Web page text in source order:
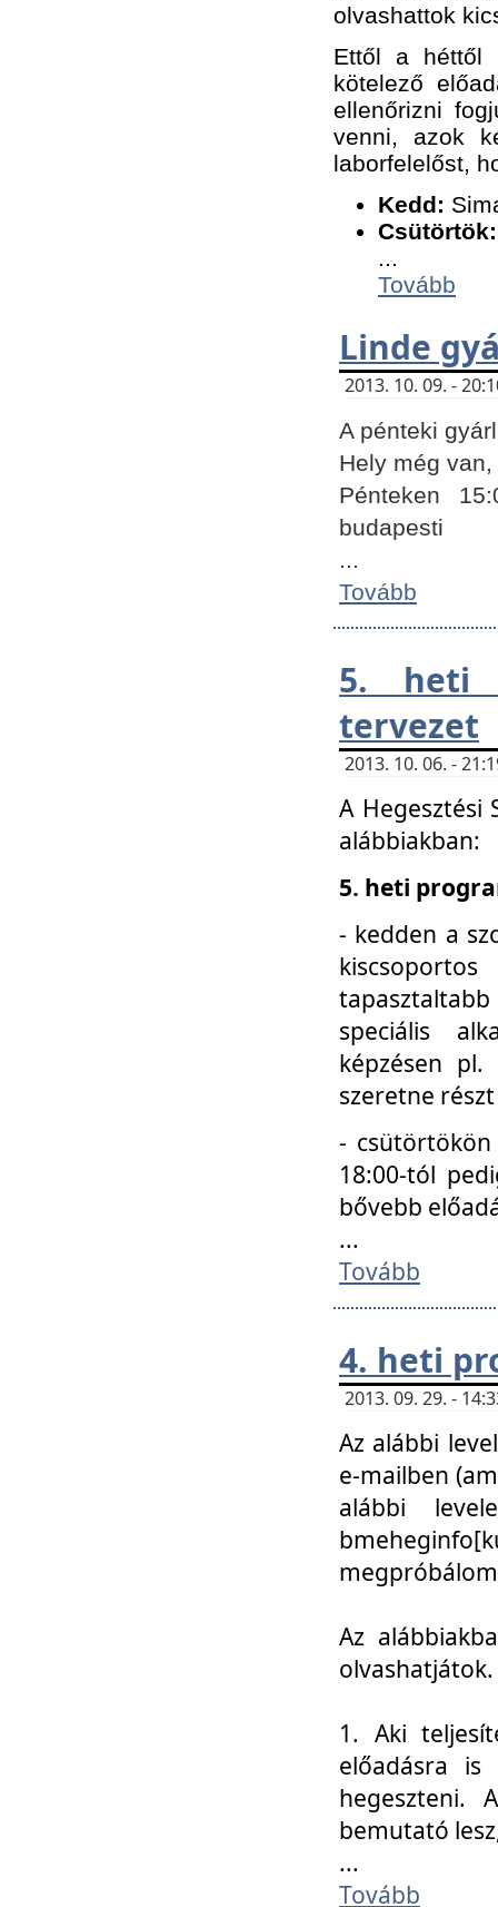
olvashattok
Ettől a héttől
kötelező
ellenőrizni
venni, azok
laborfelelőst,
Kedd:
Csütörtök:
...
Tovább
Linde
2013. 10. 09. -
A pénteki
Hely még
Pénteken
budapesti
...
Tovább
5. heti
tervezet
2013. 10. 06. -
A Hegesztési
alábbiakban:
5. heti
- kedden a
speciális
képzésen
szeretne
- csütörtökön
18:00-tól
bővebb
...
Tovább
4. heti
2013. 09. 29. -
Az alábbi
e-mailben
alábbi
Az
olvashatjátok.
1. Aki
előadásra
hegeszteni.
bemutató
...
Tovább